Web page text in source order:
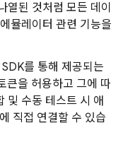
열된 것처럼 모든 데이
뮬레이터 관련 기능을
를 통해 제공되는
큰을 허용하고 그에 따
및 수동 테스트 시 애
직접 연결할 수 있습